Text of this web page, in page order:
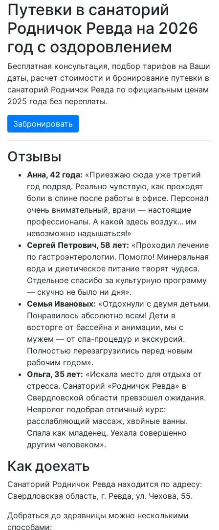
Путевки в санаторий
Родничок Ревда на 2026
год с оздоровлением
Бесплатная консультация, подбор тарифов на Ваши
даты, расчет стоимости и бронирование путевки в
санаторий Родничок Ревда по официальным ценам
2025 года без переплаты.
Забронировать
Отзывы
Анна, 42 года: «Приезжаю сюда уже третий
год подряд. Реально чувствую, как проходят
боли в спине после работы в офисе. Персонал
очень внимательный, врачи — настоящие
профессионалы. А какой здесь воздух... им
невозможно надышаться!»
Сергей Петрович, 58 лет: «Проходил лечение
по гастроэнтерологии. Помогло! Минеральная
вода и диетическое питание творят чудеса.
Отдельное спасибо за культурную программу
— скучно не было ни дня».
Семья Ивановых: «Отдохнули с двумя детьми.
Понравилось абсолютно всем! Дети в
восторге от бассейна и анимации, мы с
мужем — от спа-процедур и экскурсий.
Полностью перезагрузились перед новым
рабочим годом».
Ольга, 35 лет: «Искала место для отдыха от
стресса. Санаторий «Родничок Ревда» в
Свердловской области превзошел ожидания.
Невролог подобрал отличный курс:
расслабляющий массаж, хвойные ванны.
Спала как младенец. Уехала совершенно
другим человеком».
Как доехать
Санаторий Родничок Ревда находится по адресу:
Свердловская область, г. Ревда, ул. Чехова, 55.
Добраться до здравницы можно несколькими
способами: